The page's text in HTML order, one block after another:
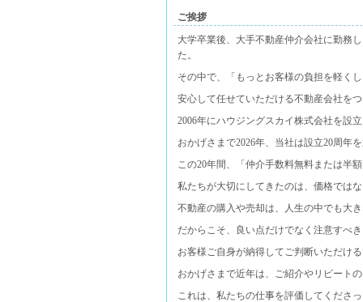
ご挨拶
大学卒業後、大手不動産仲介会社に勤務
た。
その中で、「もっとお客様の負担を軽く
安心して任せていただける不動産会社を
2006年にハウジングスカイ株式会社を設
おかげさまで2026年、当社は設立20周年
この20年間、「仲介手数料無料または半
私たちが大切にしてきたのは、価格では
不動産の購入や売却は、人生の中でも大
だからこそ、良い点だけでなく注意すべ
お客様ご自身が納得してご判断いただけ
おかげさまで近年は、ご紹介やリピート
これは、私たちの仕事を評価してくださ